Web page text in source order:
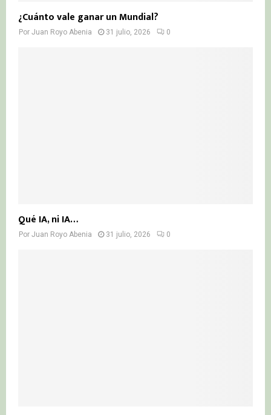
¿Cuánto vale ganar un Mundial?
Por Juan Royo Abenia 31 julio, 2026 0
Qué IA, ni IA…
Por Juan Royo Abenia 31 julio, 2026 0